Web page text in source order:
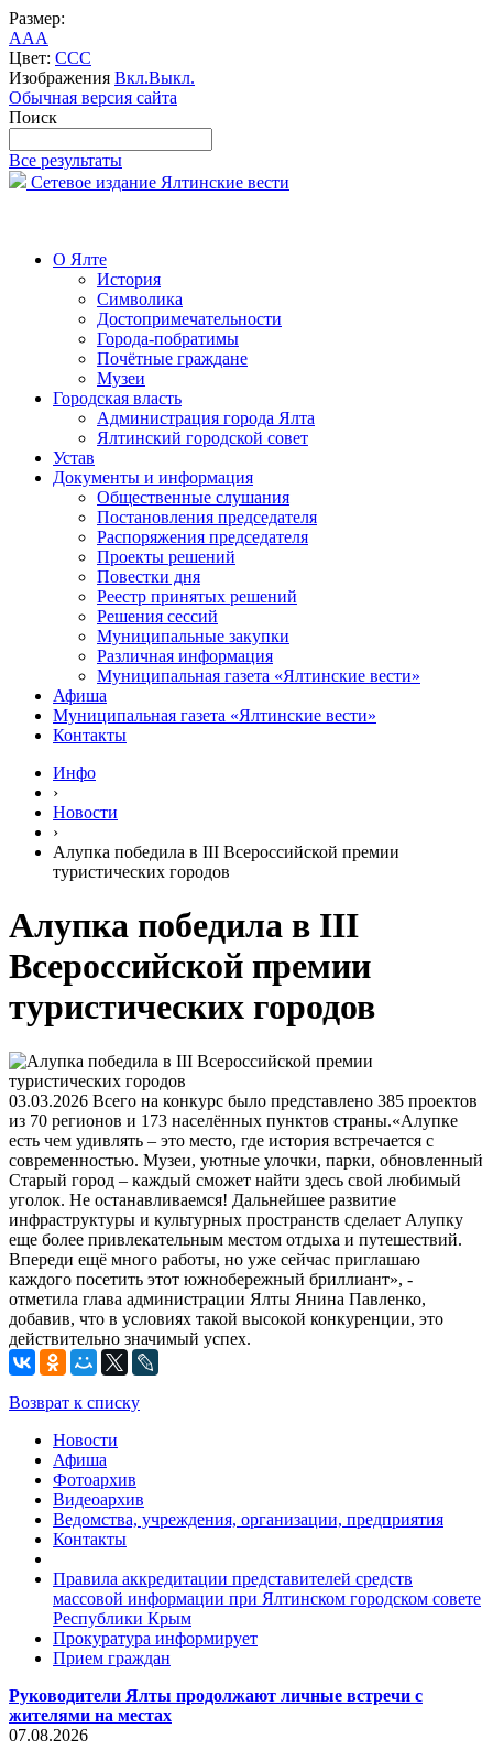
Размер:
AAA
Цвет: CCC
Изображения Вкл.Выкл.
Обычная версия сайта
Поиск
Все результаты
Сетевое издание Ялтинские вести
О Ялте
История
Символика
Достопримечательности
Города-побратимы
Почётные граждане
Музеи
Городская власть
Администрация города Ялта
Ялтинский городской совет
Устав
Документы и информация
Общественные слушания
Постановления председателя
Распоряжения председателя
Проекты решений
Повестки дня
Реестр принятых решений
Решения сессий
Муниципальные закупки
Различная информация
Муниципальная газета «Ялтинские вести»
Афиша
Муниципальная газета «Ялтинские вести»
Контакты
Инфо
›
Новости
›
Алупка победила в III Всероссийской премии
туристических городов
Алупка победила в III
Всероссийской премии
туристических городов
03.03.2026 Всего на конкурс было представлено 385 проектов
из 70 регионов и 173 населённых пунктов страны.«Алупке
есть чем удивлять – это место, где история встречается с
современностью. Музеи, уютные улочки, парки, обновленный
Старый город – каждый сможет найти здесь свой любимый
уголок. Не останавливаемся! Дальнейшее развитие
инфраструктуры и культурных пространств сделает Алупку
еще более привлекательным местом отдыха и путешествий.
Впереди ещё много работы, но уже сейчас приглашаю
каждого посетить этот южнобережный бриллиант», -
отметила глава администрации Ялты Янина Павленко,
добавив, что в условиях такой высокой конкуренции, это
действительно значимый успех.
Возврат к списку
Новости
Афиша
Фотоархив
Видеоархив
Ведомства, учреждения, организации, предприятия
Контакты
Правила аккредитации представителей средств
массовой информации при Ялтинском городском совете
Республики Крым
Прокуратура информирует
Прием граждан
Руководители Ялты продолжают личные встречи с
жителями на местах
07.08.2026